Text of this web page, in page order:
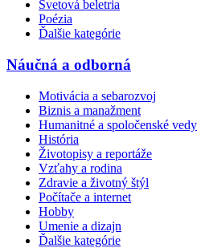
Svetová beletria
Poézia
Ďalšie kategórie
Náučná a odborná
Motivácia a sebarozvoj
Biznis a manažment
Humanitné a spoločenské vedy
História
Životopisy a reportáže
Vzťahy a rodina
Zdravie a životný štýl
Počítače a internet
Hobby
Umenie a dizajn
Ďalšie kategórie